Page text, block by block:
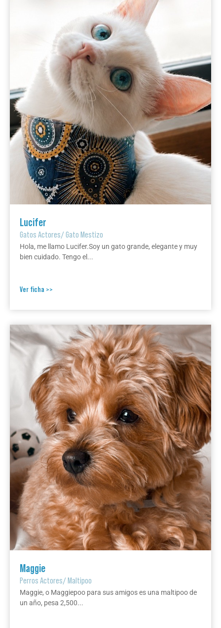
Lucifer
Gatos Actores/Gato Mestizo
Hola, me llamo Lucifer.Soy un gato grande, elegante y muy
bien cuidado. Tengo el...
Ver ficha >>
Maggie
Perros Actores/Maltipoo
Maggie, o Maggiepoo para sus amigos es una maltipoo de
un año, pesa 2,500...